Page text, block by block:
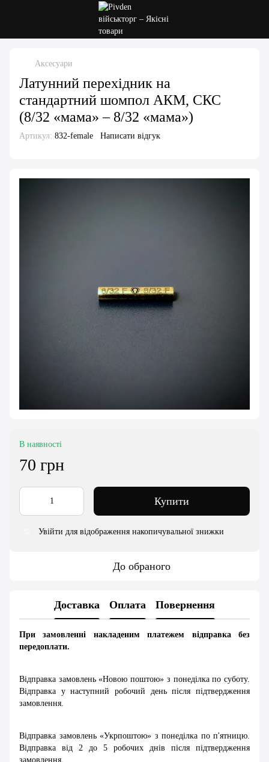
Аксесуари
Латунний перехідник на
стандартний шомпол АКМ, СКС
(8/32 «мама» – 8/32 «мама»)
Артикул: 832-female Написати відгук
В наявності
70 грн
Купити
Увійти для відображення накопичувальної знижки
До обраного
Доставка Оплата Повернення
При замовленні накладеним платежем відправка без
передоплати.
Відправка замовлень «Новою поштою» з понеділка по суботу.
Відправка у наступний робочий день після підтвердження
замовлення.
Відправка замовлень «Укрпоштою» з понеділка по п'ятницю.
Відправка від 2 до 5 робочих днів після підтвердження
замовлення.